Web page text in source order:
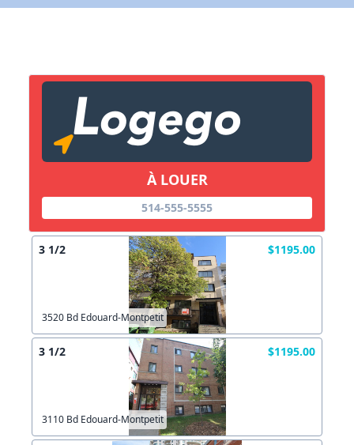
À LOUER
514-555-5555
3 1/2 $1195.00
3520 Bd Edouard-Montpetit
3 1/2 $1195.00
3110 Bd Edouard-Montpetit
X Fermer
Lien vers inscription (sera inclus dans courriel)
Copier lien
X Fermer